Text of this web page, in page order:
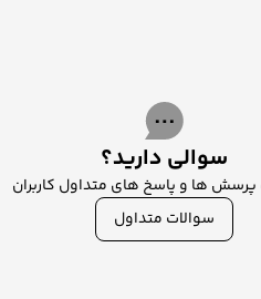
سوالی دارید؟
ها و پاسخ های متداول کاربران
سوالات متداول